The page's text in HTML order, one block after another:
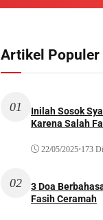
Artikel Populer
01
Inilah Sosok
Karena Salah
22/05/2025•173
02
3 Doa
Fasih Ceramah